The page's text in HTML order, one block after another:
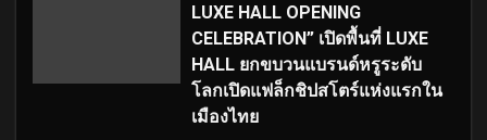
LUXE HALL OPENING
CELEBRATION” เปิดพื้นที่ LUXE
HALL ยกขบวนแบรนด์หรูระดับ
โลกเปิดแฟล็กชิปสโตร์แห่งแรกใน
เมืองไทย